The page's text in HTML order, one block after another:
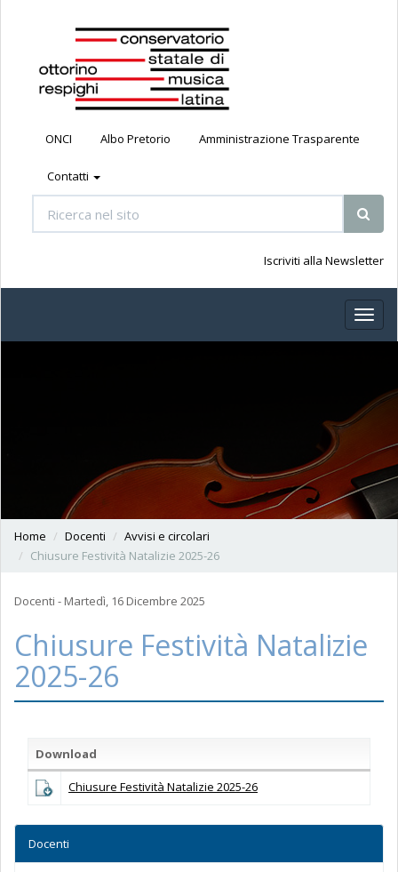
ONCI Albo Pretorio Amministrazione Trasparente
Contatti
Iscriviti alla Newsletter
Toggle
Home Docenti
Avvisi e circolari
Chiusure Festività Natalizie 2025-26
Docenti - Martedì, 16 Dicembre 2025
Chiusure Festività Natalizie
2025-26
Download
Chiusure Festività Natalizie 2025-26
Docenti